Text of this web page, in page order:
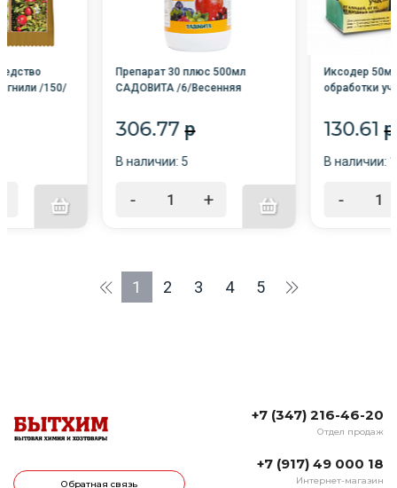
гнили /150/
Препарат 30 плюс 500мл
САДОВИТА /6/Весенняя
насекомых)
306.77 p
В наличии: 5
- +
Иксодер
обработки
130.61 p
В наличии:
-
1 2 3 4 5
Обратная связь
+7 (347) 216-46-20
Отдел продаж
+7 (917) 49 000 18
Интернет-магазин